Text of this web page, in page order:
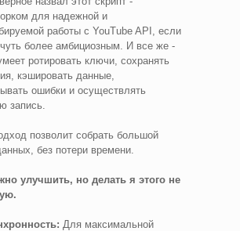
для надежной и
работы с YouTube API, если
более амбициозным. И все же -
ротировать ключи, сохранять
кэшировать данные,
ошибки и осуществлять
запись.
позволит собрать большой
без потери времени.
улучшить, но делать я этого не
Для максимальной